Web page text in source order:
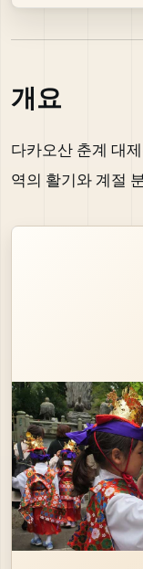
개요
다카오산 춘계 대
역의 활기와 계절